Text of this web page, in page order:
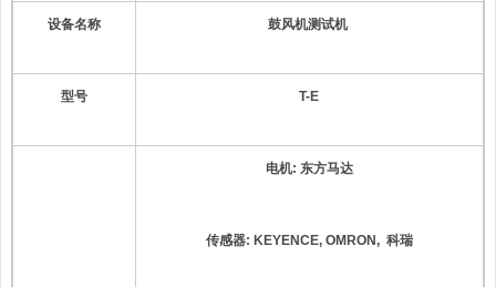
设备名称 鼓风机测试机
型号 T-E
电机: 东方马达
传感器: KEYENCE, OMRON, 科瑞